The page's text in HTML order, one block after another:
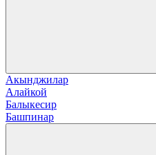
Акынджилар
Алайкой
Балыкесир
Башпинар